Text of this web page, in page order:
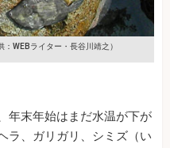
：WEBライター・長谷川靖之）
年末年始はまだ水温が下が
ラ、ガリガリ、シミズ（い